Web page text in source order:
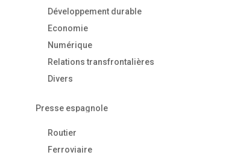
Développement durable
Economie
Numérique
Relations transfrontalières
Divers
Presse espagnole
Routier
Ferroviaire